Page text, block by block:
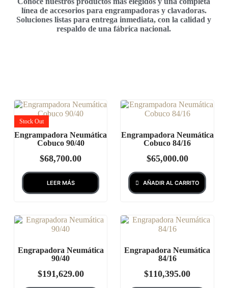
línea de accesorios para engrampadoras y clavadoras.
Soluciones listas para entrega inmediata, con la calidad y
respaldo de una fábrica nacional.
Stock Out
Engrampadora Neumática
Cobuco 90/40
$68,700.00
LEER MÁS
Engrampadora Neumática
Cobuco 84/16
$65,000.00
AÑADIR AL CARRITO
Engrapadora Neumática
90/40
$191,629.00
Engrapadora Neumática
84/16
$110,395.00